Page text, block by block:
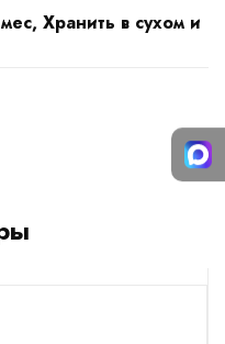
Хранить в сухом и